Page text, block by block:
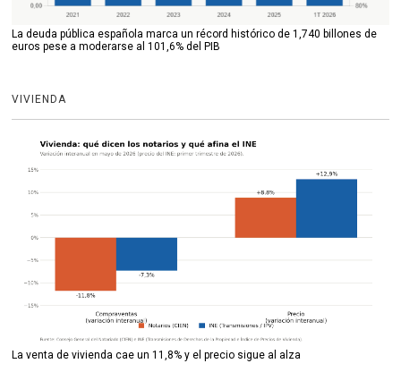
La deuda pública española marca un récord histórico de 1,740 billones de
euros pese a moderarse al 101,6% del PIB
VIVIENDA
La venta de vivienda cae un 11,8% y el precio sigue al alza